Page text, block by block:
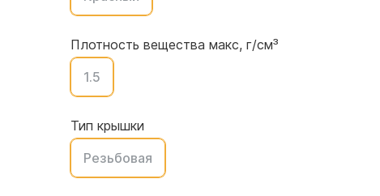
ЦКТ для ферментации
Плотность вещества макс, г/см³
1.5
Тип крышки
Резьбовая